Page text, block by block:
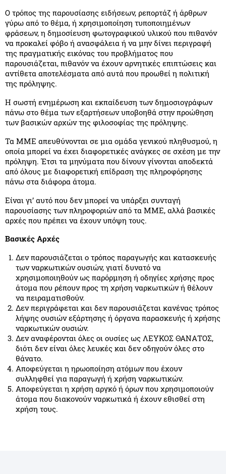
Ο τρόπος της παρουσίασης ειδήσεων, ρεπορτάζ ή άρθρων
γύρω από το θέμα, ή χρησιμοποίηση τυποποιημένων
φράσεων, η δημοσίευση φωτογραφικού υλικού που πιθανόν
να προκαλεί φόβο ή ανασφάλεια ή να μην δίνει περιγραφή
της πραγματικής εικόνας του προβλήματος που
παρουσιάζεται, πιθανόν να έχουν αρνητικές επιπτώσεις και
αντίθετα αποτελέσματα από αυτά που προωθεί η πολιτική
της πρόληψης.
Η σωστή ενημέρωση και εκπαίδευση των δημοσιογράφων
πάνω στο θέμα των εξαρτήσεων υποβοηθά στην προώθηση
των βασικών αρχών της φιλοσοφίας της πρόληψης.
Τα ΜΜΕ απευθύνονται σε μια ομάδα γενικού πληθυσμού, η
οποία μπορεί να έχει διαφορετικές ανάγκες σε σχέση με την
πρόληψη. Έτσι τα μηνύματα που δίνουν γίνονται αποδεκτά
από όλους με διαφορετική επίδραση της πληροφόρησης
πάνω στα διάφορα άτομα.
Είναι γι’ αυτό που δεν μπορεί να υπάρξει συνταγή
παρουσίασης των πληροφοριών από τα ΜΜΕ, αλλά βασικές
αρχές που πρέπει να έχουν υπόψη τους.
Βασικές Αρχές
Δεν παρουσιάζεται ο τρόπος παραγωγής και κατασκευής
των ναρκωτικών ουσιών, γιατί δυνατό να
χρησιμοποιηθούν ως παρόρμηση ή οδηγίες χρήσης προς
άτομα που ρέπουν προς τη χρήση ναρκωτικών ή θέλουν
να πειραματισθούν.
Δεν περιγράφεται και δεν παρουσιάζεται κανένας τρόπος
λήψης ουσιών εξάρτησης ή όργανα παρασκευής ή χρήσης
ναρκωτικών ουσιών.
Δεν αναφέρονται όλες οι ουσίες ως ΛΕΥΚΟΣ ΘΑΝΑΤΟΣ,
διότι δεν είναι όλες λευκές και δεν οδηγούν όλες στο
θάνατο.
Αποφεύγεται η ηρωοποίηση ατόμων που έχουν
συλληφθεί για παραγωγή ή χρήση ναρκωτικών.
Αποφεύγεται η χρήση αργκό ή όρων που χρησιμοποιούν
άτομα που διακονούν ναρκωτικά ή έχουν εθισθεί στη
χρήση τους.